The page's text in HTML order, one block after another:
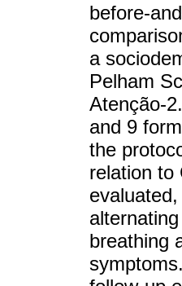
before-
a
Pelham
Atenção-
and 9
the
relation to
breathing